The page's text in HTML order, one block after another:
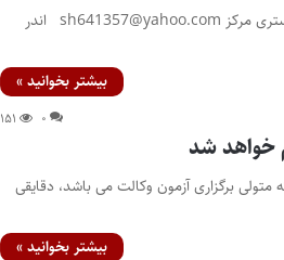
نویسنده: سیاوش هوشیارحسینی کارآموز وکالت کانون وکلای دادگستری مرکز sh641357@yahoo.com اندر
بیشتر بخوانید »
۰ ۱۵۱
خواهد شد
برگزاری آزمون وکالت می باشد، دقایقی
بیشتر بخوانید »